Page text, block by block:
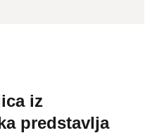
iz
predstavlja